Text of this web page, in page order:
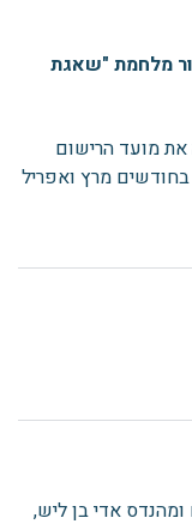
מלחמת "שאגת
מועד הרישום
מרץ ואפריל
אדי בן ליש,